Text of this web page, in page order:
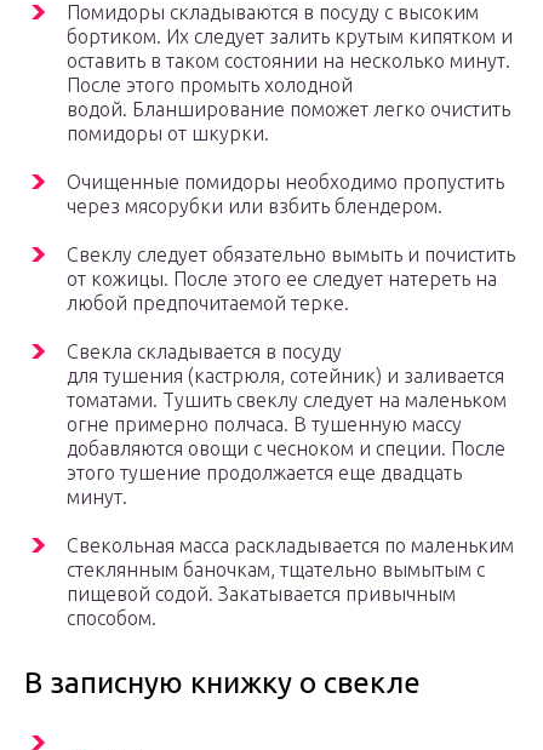
Помидоры складываются в посуду с высоким
бортиком. Их следует залить крутым кипятком и
оставить в таком состоянии на несколько минут.
После этого промыть холодной
водой. Бланширование поможет легко очистить
помидоры от шкурки.
Очищенные помидоры необходимо пропустить
через мясорубки или взбить блендером.
Свеклу следует обязательно вымыть и почистить
от кожицы. После этого ее следует натереть на
любой предпочитаемой терке.
Свекла складывается в посуду
для тушения (кастрюля, сотейник) и заливается
томатами. Тушить свеклу следует на маленьком
огне примерно полчаса. В тушенную массу
добавляются овощи с чесноком и специи. После
этого тушение продолжается еще двадцать
минут.
Свекольная масса раскладывается по маленьким
стеклянным баночкам, тщательно вымытым с
пищевой содой. Закатывается привычным
способом.
В записную книжку о свекле